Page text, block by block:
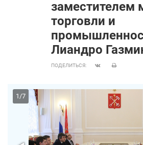
заместителем
торговли и
Лиандро
ПОДЕЛИТЬСЯ:
1/7